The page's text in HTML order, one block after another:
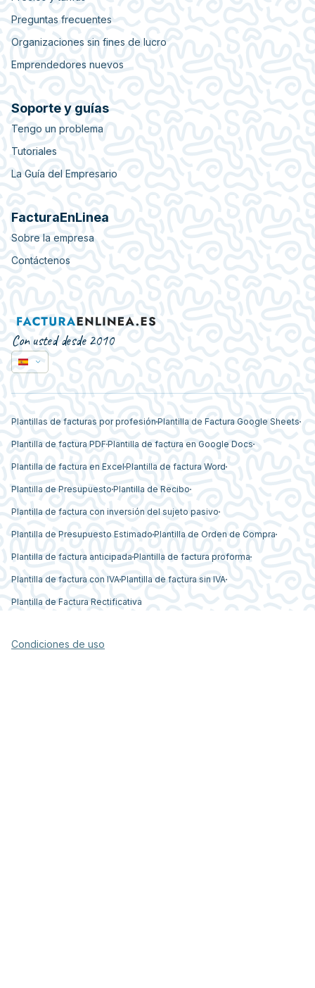
Preguntas frecuentes
Organizaciones sin fines de lucro
Emprendedores nuevos
Soporte y guías
Tengo un problema
Tutoriales
La Guía del Empresario
FacturaEnLinea
Sobre la empresa
Contáctenos
Con usted desde 2010
Plantillas de facturas por profesión Plantilla de Factura Google Sheets
Plantilla de factura PDFPlantilla de factura en Google Docs
Plantilla de factura en Excel Plantilla de factura Word
Plantilla de Presupuesto Plantilla de Recibo
Plantilla de factura con inversión del sujeto pasivo
Plantilla de Presupuesto Estimado Plantilla de Orden de Compra
Plantilla de factura anticipada Plantilla de factura proforma
Plantilla de factura con IVAPlantilla de factura sin IVA
Plantilla de Factura Rectificativa
Condiciones de uso